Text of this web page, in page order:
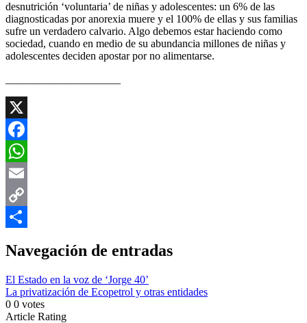
desnutrición ‘voluntaria’ de niñas y adolescentes: un 6% de las
diagnosticadas por anorexia muere y el 100% de ellas y sus familias
sufre un verdadero calvario. Algo debemos estar haciendo como
sociedad, cuando en medio de su abundancia millones de niñas y
adolescentes deciden apostar por no alimentarse.
X
Facebook
WhatsApp
Email
Copy
Navegación de entradas
El Estado en la voz de ‘Jorge 40’
La privatización de Ecopetrol y otras entidades
0 0 votes
Article Rating